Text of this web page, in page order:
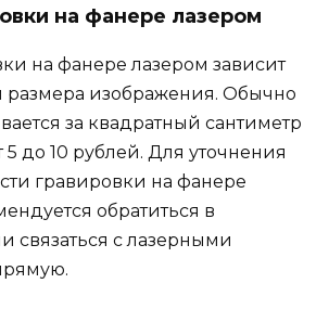
на фанере лазером
на фанере лазером зависит
размера изображения. Обычно
за квадратный сантиметр
5 до 10 рублей. Для уточнения
гравировки на фанере
обратиться в
связаться с лазерными